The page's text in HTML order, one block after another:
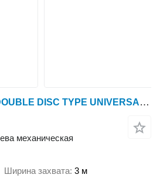
Solmax Steel Olivia-DOUBLE DISC TYPE UNIVERSAL SEEDER
механическая
Ширина захвата 3 м